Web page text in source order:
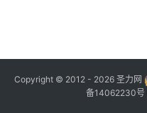
Copyright © 2012 - 2026 圣力网
备14062230号